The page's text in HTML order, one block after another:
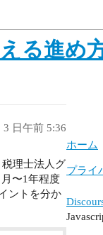
る進め
3 日午前 5:36
理士法人グ
〜1年程度
ントを分か
ホーム
プライ